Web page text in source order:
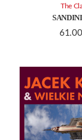
61.00
The